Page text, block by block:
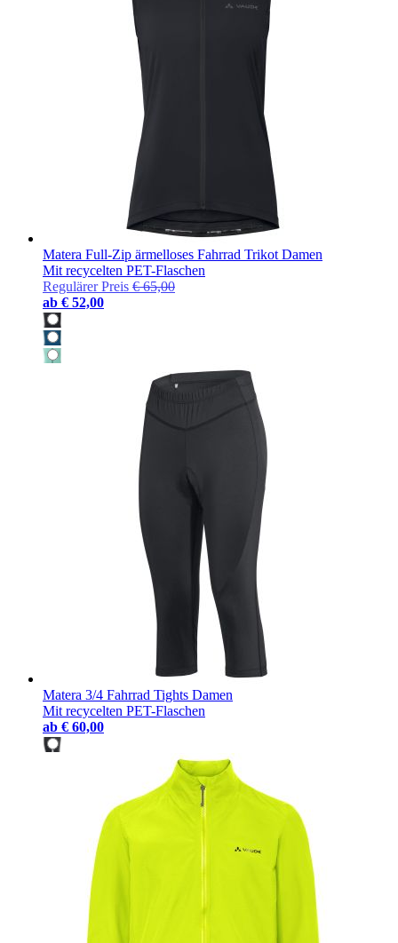
Matera Full-Zip ärmelloses Fahrrad Trikot Damen
Mit recycelten PET-Flaschen
Regulärer Preis € 65,00
ab € 52,00
Matera 3/4 Fahrrad Tights Damen
Mit recycelten PET-Flaschen
ab € 60,00